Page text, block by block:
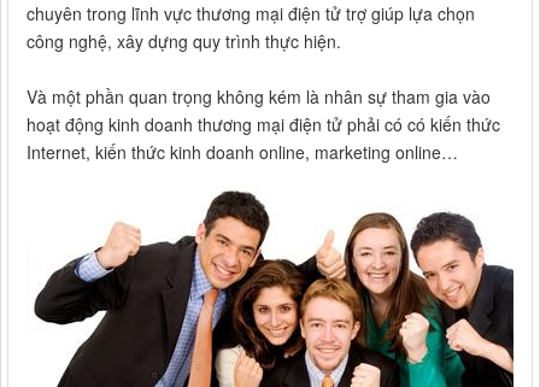
chuyên trong lĩnh vực thương mại điện tử trợ giúp lựa chọn
công nghệ, xây dựng quy trình thực hiện.
Và một phần quan trọng không kém là nhân sự tham gia vào
hoạt động kinh doanh thương mại điện tử phải có có kiến thức
Internet, kiến thức kinh doanh online, marketing online…